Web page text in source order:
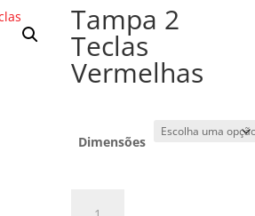
Tampa 2
Teclas
Vermelhas
Dimensões